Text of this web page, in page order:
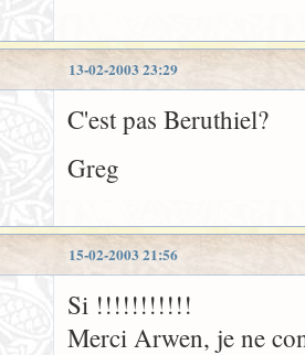
13-02-2003 23:29
C'est pas Beruthiel?
Greg
15-02-2003 21:56
Si !!!!!!!!!!!
Merci Arwen, je ne